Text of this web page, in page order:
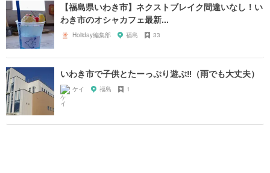
【福島県いわき市】ネクストブレイク間違いなし！い
わき市のオシャカフェ最新...
Holiday編集部 福島 33
いわき市で子供とたーっぷり遊ぶ‼︎（雨でも大丈夫）
ケイ 福島 1